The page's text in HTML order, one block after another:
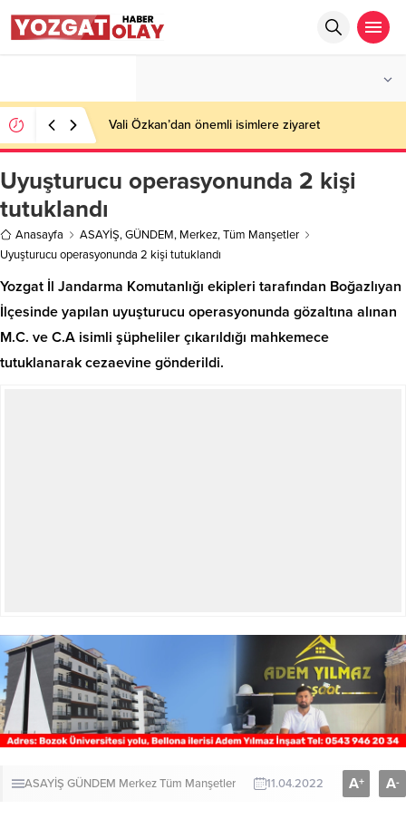
Vali Özkan’dan önemli isimlere ziyaret
Uyuşturucu operasyonunda 2 kişi
tutuklandı
Anasayfa ASAYİŞ,GÜNDEM, Merkez,Tüm Manşetler
Uyuşturucu operasyonunda 2 kişi tutuklandı
Yozgat İl Jandarma Komutanlığı ekipleri tarafından Boğazlıyan
İlçesinde yapılan uyuşturucu operasyonunda gözaltına alınan
M.C. ve C.A isimli şüpheliler çıkarıldığı mahkemece
tutuklanarak cezaevine gönderildi.
ASAYİŞ GÜNDEM MerkezTüm Manşetler 11.04.2022 A+ A-